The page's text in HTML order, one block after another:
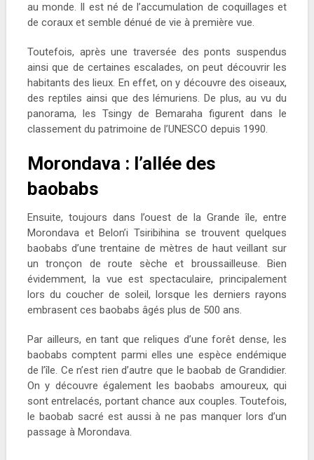
au monde. Il est né de l’accumulation de coquillages et
de coraux et semble dénué de vie à première vue.
Toutefois, après une traversée des ponts suspendus
ainsi que de certaines escalades, on peut découvrir les
habitants des lieux. En effet, on y découvre des oiseaux,
des reptiles ainsi que des lémuriens. De plus, au vu du
panorama, les Tsingy de Bemaraha figurent dans le
classement du patrimoine de l’UNESCO depuis 1990.
Morondava : l’allée des
baobabs
Ensuite, toujours dans l’ouest de la Grande île, entre
Morondava et Belon’i Tsiribihina se trouvent quelques
baobabs d’une trentaine de mètres de haut veillant sur
un tronçon de route sèche et broussailleuse. Bien
évidemment, la vue est spectaculaire, principalement
lors du coucher de soleil, lorsque les derniers rayons
embrasent ces baobabs âgés plus de 500 ans.
Par ailleurs, en tant que reliques d’une forêt dense, les
baobabs comptent parmi elles une espèce endémique
de l’île. Ce n’est rien d’autre que le baobab de Grandidier.
On y découvre également les baobabs amoureux, qui
sont entrelacés, portant chance aux couples. Toutefois,
le baobab sacré est aussi à ne pas manquer lors d’un
passage à Morondava.